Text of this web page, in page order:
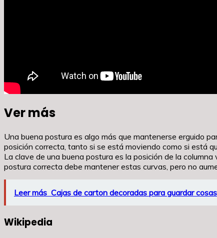
Ver más
Una buena postura es algo más que mantenerse erguido
posición correcta, tanto si se está moviendo como si está
La clave de una buena postura es la posición de la
postura correcta debe mantener estas curvas, pero no
Leer más Cajas de carton decoradas para guardar cosas
Wikipedia